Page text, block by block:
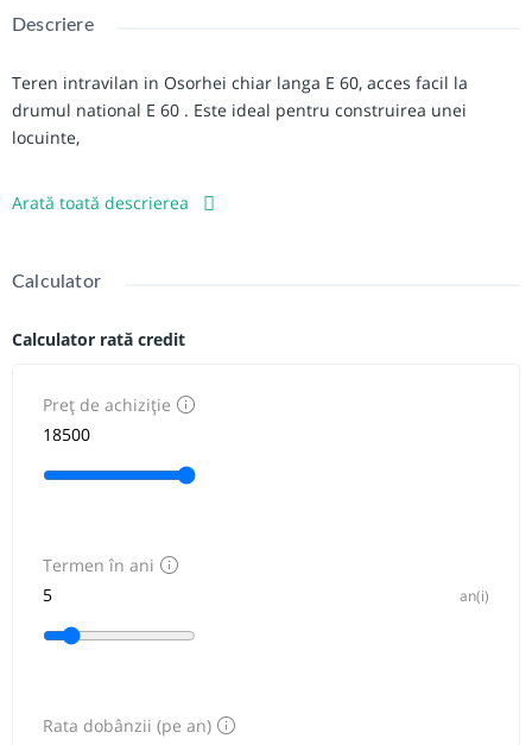
Descriere
Teren intravilan in Osorhei chiar langa E 60, acces facil la
drumul national E 60 . Este ideal pentru construirea unei
locuinte,
Se pot vinde si la pachet!
Arată toată descrierea
Calculator
Calculator rată credit
Preț de achiziție
Termen în ani
an(i)
Rata dobânzii (pe an)